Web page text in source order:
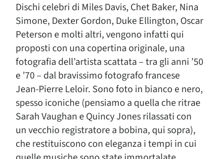
Dischi celebri di Miles Davis, Chet Baker, Nina
Simone, Dexter Gordon, Duke Ellington, Oscar
Peterson e molti altri, vengono infatti qui
proposti con una copertina originale, una
fotografia dell’artista scattata – tra gli anni ’50
e ’70 – dal bravissimo fotografo francese
Jean-Pierre Leloir. Sono foto in bianco e nero,
spesso iconiche (pensiamo a quella che ritrae
Sarah Vaughan e Quincy Jones rilassati con
un vecchio registratore a bobina, qui sopra),
che restituiscono con eleganza i tempi in cui